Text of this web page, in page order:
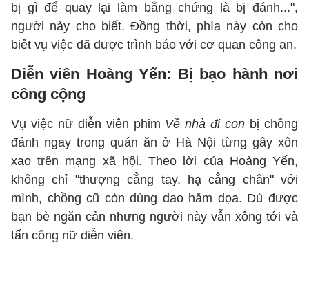
bị gì để quay lại làm bằng chứng là bị đánh...",
người này cho biết. Đồng thời, phía này còn cho
biết vụ việc đã được trình báo với cơ quan công an.
Diễn viên Hoàng Yến: Bị bạo hành nơi
công cộng
Vụ việc nữ diễn viên phim Về nhà đi con bị chồng
đánh ngay trong quán ăn ở Hà Nội từng gây xôn
xao trên mạng xã hội. Theo lời của Hoàng Yến,
không chỉ "thượng cẳng tay, hạ cẳng chân" với
mình, chồng cũ còn dùng dao hăm dọa. Dù được
bạn bè ngăn cản nhưng người này vẫn xông tới và
tấn công nữ diễn viên.